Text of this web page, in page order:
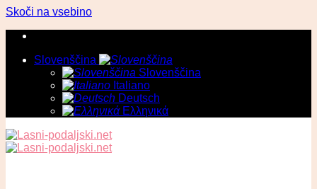
Skoči na vsebino
Slovenščina
Slovenščina
Italiano
Deutsch
Ελληνικά